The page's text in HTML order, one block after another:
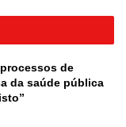
de
da saúde pública